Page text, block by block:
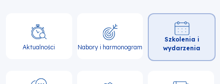
Główna
nawigacja
Aktualności Nabory i harmonogram
Szkolenia i
wydarzenia